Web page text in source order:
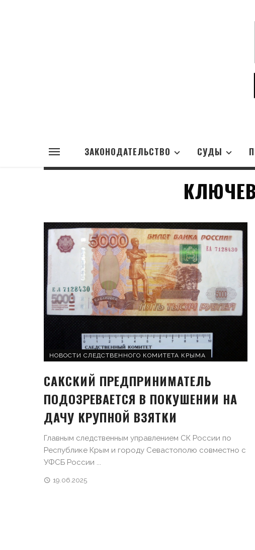
ЗАКОНОДАТЕЛЬСТВО СУДЫ
НОВОСТИ СЛЕДСТВЕННОГО КОМИТЕТА КРЫМА
САКСКИЙ ПРЕДПРИНИМАТЕЛЬ
ПОДОЗРЕВАЕТСЯ В ПОКУШЕНИИ НА
ДАЧУ КРУПНОЙ ВЗЯТКИ
Главным следственным управлением СК России по
Республике Крым и городу Севастополю совместно с
УФСБ России ...
19.06.2025